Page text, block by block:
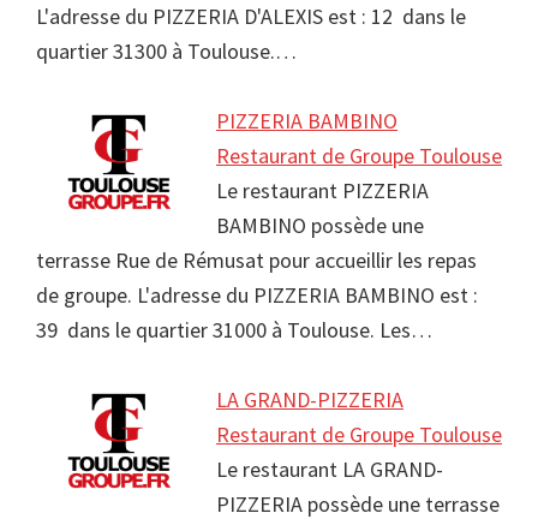
L'adresse du PIZZERIA D'ALEXIS est : 12 dans le
quartier 31300 à Toulouse.…
PIZZERIA BAMBINO
Restaurant de Groupe Toulouse
Le restaurant PIZZERIA
BAMBINO possède une
terrasse Rue de Rémusat pour accueillir les repas
de groupe. L'adresse du PIZZERIA BAMBINO est :
39 dans le quartier 31000 à Toulouse. Les…
LA GRAND-PIZZERIA
Restaurant de Groupe Toulouse
Le restaurant LA GRAND-
PIZZERIA possède une terrasse